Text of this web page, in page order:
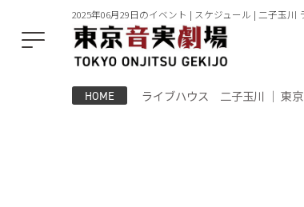
2025年06月29日のイベント | スケジュール | 二子玉川
HOME ライブハウス 二子玉川 ｜ 東